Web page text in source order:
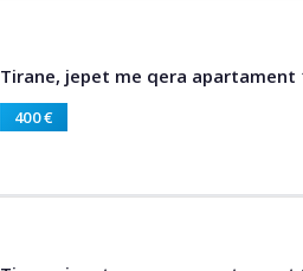
Tirane, jepet me qera apartament
400 €